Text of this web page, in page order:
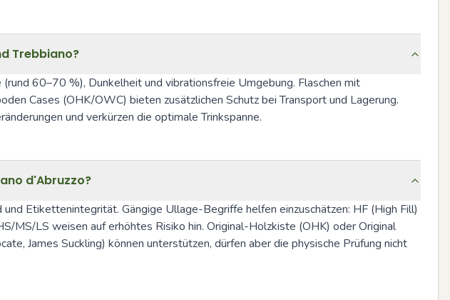
Trebbiano?
60–70 %), Dunkelheit und vibrationsfreie Umgebung. Flaschen mit
Cases (OHK/OWC) bieten zusätzlichen Schutz bei Transport und Lagerung.
und verkürzen die optimale Trinkspanne.
d'Abruzzo?
Etikettenintegrität. Gängige Ullage-Begriffe helfen einzuschätzen: HF (High Fill)
MS/LS weisen auf erhöhtes Risiko hin. Original-Holzkiste (OHK) oder Original
James Suckling) können unterstützen, dürfen aber die physische Prüfung nicht